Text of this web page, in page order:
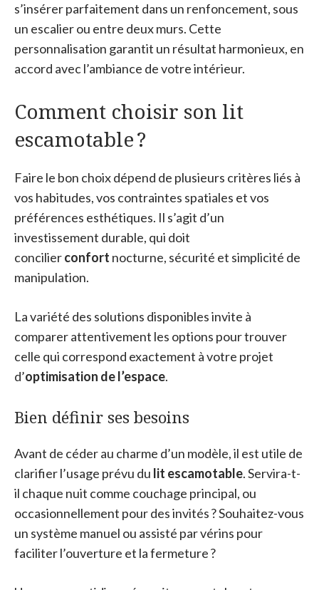
s’insérer parfaitement dans un renfoncement, sous
un escalier ou entre deux murs. Cette
personnalisation garantit un résultat harmonieux, en
accord avec l’ambiance de votre intérieur.
Comment choisir son lit
escamotable ?
Faire le bon choix dépend de plusieurs critères liés à
vos habitudes, vos contraintes spatiales et vos
préférences esthétiques. Il s’agit d’un
investissement durable, qui doit
concilierconfort nocturne, sécurité et simplicité de
manipulation.
La variété des solutions disponibles invite à
comparer attentivement les options pour trouver
celle qui correspond exactement à votre projet
d’optimisation de l’espace.
Bien définir ses besoins
Avant de céder au charme d’un modèle, il est utile de
clarifier l’usage prévu du lit escamotable. Servira-t-
il chaque nuit comme couchage principal, ou
occasionnellement pour des invités ? Souhaitez-vous
un système manuel ou assisté par vérins pour
faciliter l’ouverture et la fermeture ?